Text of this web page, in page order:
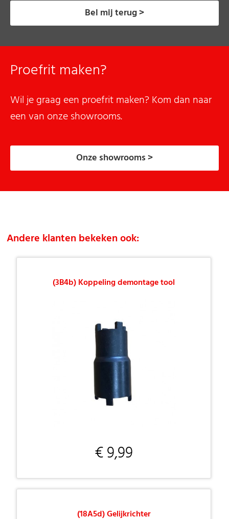
Bel mij terug >
Proefrit maken?
Wil je graag een proefrit maken? Kom dan naar
een van onze showrooms.
Onze showrooms >
Andere klanten bekeken ook:
(3B4b) Koppeling demontage tool
€ 9,99
(18A5d) Gelijkrichter